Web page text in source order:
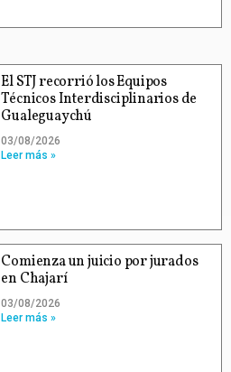
El STJ recorrió los Equipos
Técnicos Interdisciplinarios de
Gualeguaychú
03/08/2026
Leer más »
Comienza un juicio por jurados
en Chajarí
03/08/2026
Leer más »